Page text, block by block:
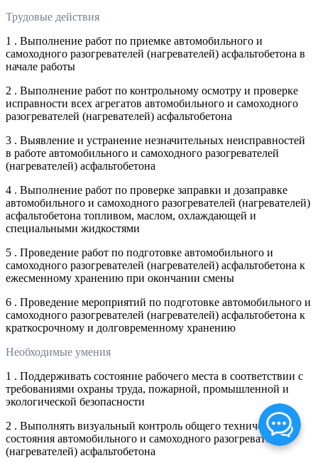
Трудовые действия
1 . Выполнение работ по приемке автомобильного и
самоходного разогревателей (нагревателей) асфальтобетона в
начале работы
2 . Выполнение работ по контрольному осмотру и проверке
исправности всех агрегатов автомобильного и самоходного
разогревателей (нагревателей) асфальтобетона
3 . Выявление и устранение незначительных неисправностей
в работе автомобильного и самоходного разогревателей
(нагревателей) асфальтобетона
4 . Выполнение работ по проверке заправки и дозаправке
автомобильного и самоходного разогревателей (нагревателей)
асфальтобетона топливом, маслом, охлаждающей и
специальными жидкостями
5 . Проведение работ по подготовке автомобильного и
самоходного разогревателей (нагревателей) асфальтобетона к
ежесменному хранению при окончании смены
6 . Проведение мероприятий по подготовке автомобильного и
самоходного разогревателей (нагревателей) асфальтобетона к
краткосрочному и долговременному хранению
Необходимые умения
1 . Поддерживать состояние рабочего места в соответствии с
требованиями охраны труда, пожарной, промышленной и
экологической безопасности
2 . Выполнять визуальный контроль общего технического
состояния автомобильного и самоходного разогревателей
(нагревателей) асфальтобетона